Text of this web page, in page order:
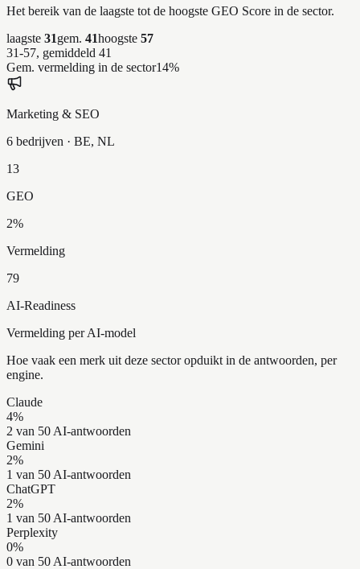
Het bereik van de laagste tot de hoogste GEO Score in de sector.
laagste 31gem. 41hoogste 57
31-57, gemiddeld 41
Gem. vermelding in de sector14%
Marketing & SEO
6 bedrijven · BE, NL
13
GEO
2%
Vermelding
79
AI-Readiness
Vermelding per AI-model
Hoe vaak een merk uit deze sector opduikt in de antwoorden, per
engine.
Claude
4%
2 van 50 AI-antwoorden
Gemini
2%
1 van 50 AI-antwoorden
ChatGPT
2%
1 van 50 AI-antwoorden
Perplexity
0%
0 van 50 AI-antwoorden